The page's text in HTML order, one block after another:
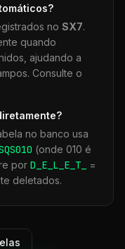
no SX7.
quando
ajudando a
Consulte o
no banco usa
010 (onde 010 é
por D_E_L_E_T_
=
deletados.